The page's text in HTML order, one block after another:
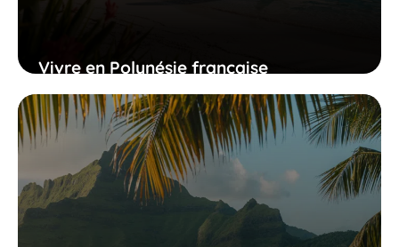
Vivre en Polynésie française
27 novembre 2025